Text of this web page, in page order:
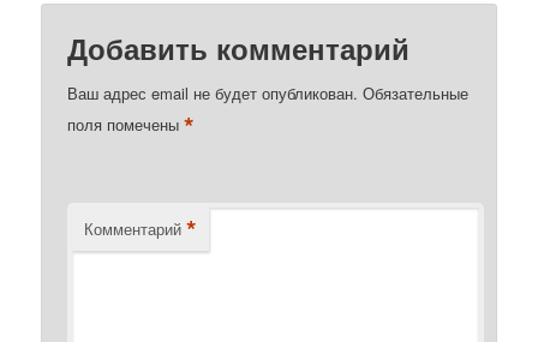
Добавить комментарий
Ваш адрес email не будет опубликован. Обязательные
поля помечены*
Комментарий *